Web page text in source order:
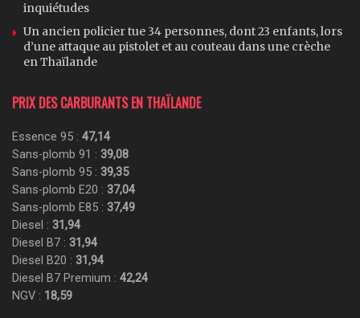
inquiétudes
Un ancien policier tue 34 personnes, dont 23 enfants, lors
d’une attaque au pistolet et au couteau dans une crèche
en Thaïlande
PRIX DES CARBURANTS EN THAÏLANDE
Essence 95 : 47,14
Sans-plomb 91 : 39,08
Sans-plomb 95 : 39,35
Sans-plomb E20 : 37,04
Sans-plomb E85 : 37,49
Diesel : 31,94
Diesel B7 : 31,94
Diesel B20 : 31,94
Diesel B7 Premium : 42,24
NGV : 18,59